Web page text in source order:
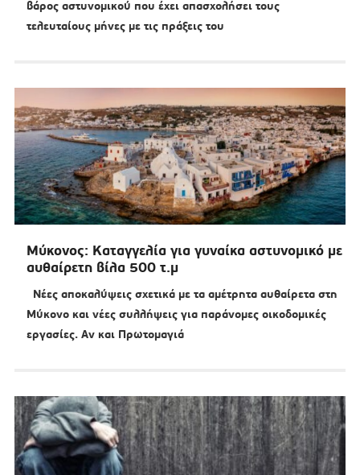
βάρος αστυνομικού που έχει απασχολήσει τους
τελευταίους μήνες με τις πράξεις του
Μύκονος: Καταγγελία για γυναίκα αστυνομικό με
αυθαίρετη βίλα 500 τ.μ
Νέες αποκαλύψεις σχετικά με τα αμέτρητα αυθαίρετα στη
Μύκονο και νέες συλλήψεις για παράνομες οικοδομικές
εργασίες. Αν και Πρωτομαγιά